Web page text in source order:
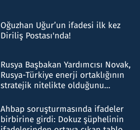
Oğuzhan Uğur’un ifadesi ilk kez
Diriliş Postası'nda!
Rusya Başbakan Yardımcısı Novak,
Rusya-Türkiye enerji ortaklığının
stratejik nitelikte olduğunu
Ahbap soruşturmasında ifadeler
birbirine girdi: Dokuz şüphelinin